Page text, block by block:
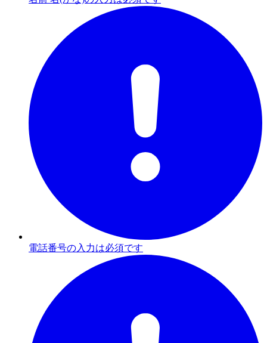
電話番号の入力は必須です